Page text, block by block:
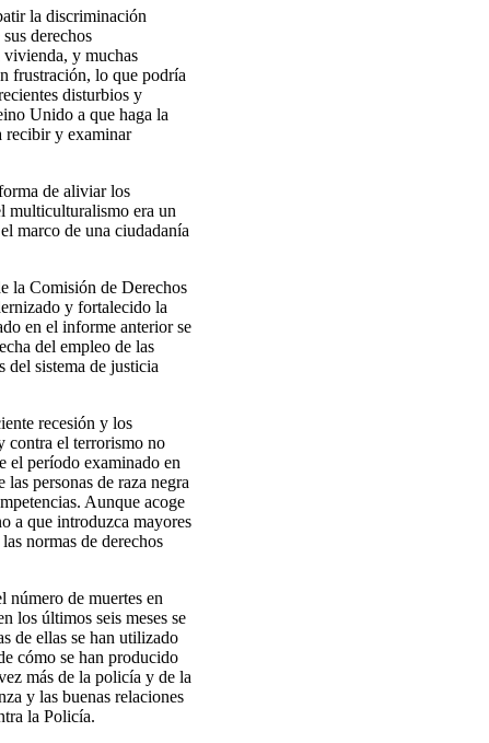
la discriminación
derechos
vivienda, y muchas
frustración, lo que podría
disturbios y
Unido a que haga la
recibir y examinar
de aliviar los
multiculturalismo era un
marco de una ciudadanía
la Comisión de Derechos
y fortalecido la
en el informe anterior se
del empleo de las
del sistema de justicia
recesión y los
contra el terrorismo no
el período examinado en
personas de raza negra
Aunque acoge
a que introduzca mayores
normas de derechos
número de muertes en
los últimos seis meses se
de ellas se han utilizado
cómo se han producido
más de la policía y de la
y las buenas relaciones
la Policía.